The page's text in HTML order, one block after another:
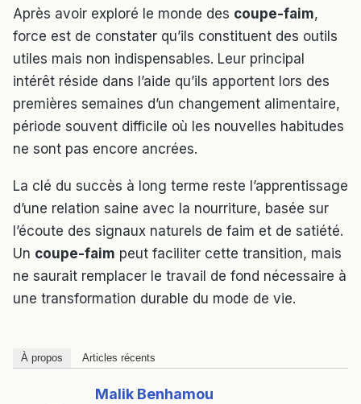
Après avoir exploré le monde des coupe-faim,
force est de constater qu’ils constituent des outils
utiles mais non indispensables. Leur principal
intérêt réside dans l’aide qu’ils apportent lors des
premières semaines d’un changement alimentaire,
période souvent difficile où les nouvelles habitudes
ne sont pas encore ancrées.
La clé du succès à long terme reste l’apprentissage
d’une relation saine avec la nourriture, basée sur
l’écoute des signaux naturels de faim et de satiété.
Un coupe-faim peut faciliter cette transition, mais
ne saurait remplacer le travail de fond nécessaire à
une transformation durable du mode de vie.
À propos Articles récents
Malik Benhamou